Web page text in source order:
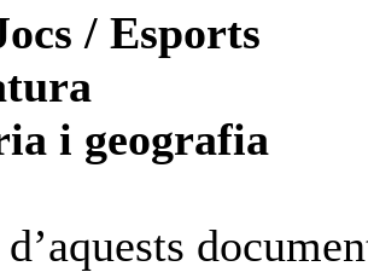
/ Esports
i geografia